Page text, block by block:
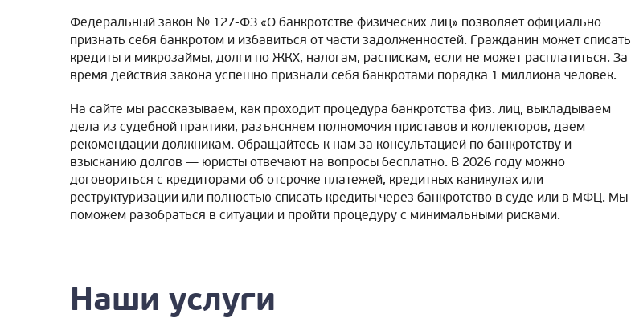
Федеральный закон № 127-ФЗ «О банкротстве физических лиц» позволяет официально
признать себя банкротом и избавиться от части задолженностей. Гражданин может списать
кредиты и микрозаймы, долги по ЖКХ, налогам, распискам, если не может расплатиться. За
время действия закона успешно признали себя банкротами порядка 1 миллиона человек.
На сайте мы рассказываем, как проходит процедура банкротства физ. лиц, выкладываем
дела из судебной практики, разъясняем полномочия приставов и коллекторов, даем
рекомендации должникам. Обращайтесь к нам за консультацией по банкротству и
взысканию долгов — юристы отвечают на вопросы бесплатно. В 2026 году можно
договориться с кредиторами об отсрочке платежей, кредитных каникулах или
реструктуризации или полностью списать кредиты через банкротство в суде или в МФЦ. Мы
поможем разобраться в ситуации и пройти процедуру с минимальными рисками.
Наши услуги